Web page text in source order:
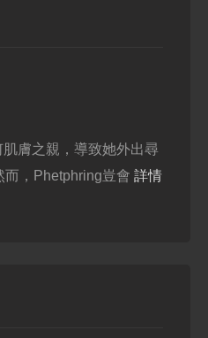
膚之親，導致她外出尋
，Phetphring豈會 詳情